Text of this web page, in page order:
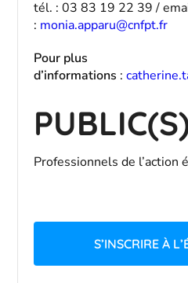
tél. : 03 83 19 22 39 /
: monia.apparu@cnfpt.fr
Pour plus
d’informations :
Professionnels de l’action
S’INSCRIRE À